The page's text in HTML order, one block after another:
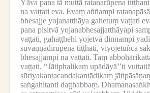
Yāva pana tā muttā ratanarūpena
na vaṭṭati eva. Evaṃ aññampi
bhesajje yojanatthāya gahetuṃ vaṭṭati
pana pisitvā yojanabhesajjatthāyapi
vaṭṭati, gahaṭṭhehi yojetvā dinnampi
suvaṇṇādirūpena tiṭṭhati, viyojetuñca
bhesajjampi na vaṭṭati. Taṃ
vaṭṭati. ‘‘Jātiphalikaṃ upādāyā’’ti
sūriyakantacandakantādikaṃ
saṅgahitanti daṭṭhabbaṃ.